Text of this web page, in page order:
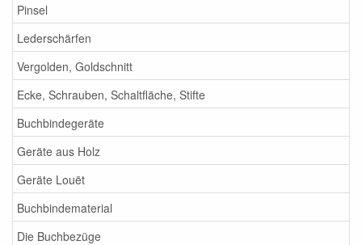
Pinsel
Lederschärfen
Vergolden, Goldschnitt
Ecke, Schrauben, Schaltfläche, Stifte
Buchbindegeräte
Geräte aus Holz
Geräte Louët
Buchbindematerial
Die Buchbezüge